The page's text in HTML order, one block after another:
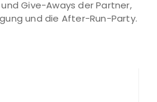
Give-Aways der Partner,
und die After-Run-Party.